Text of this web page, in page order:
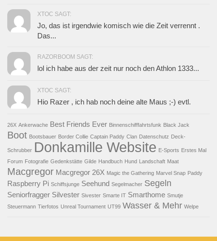
XTOC SAGT:
Jo, das ist irgendwie komisch wie die Zeit verrennt .
Das...
RAZORBOOM SAGT:
lol ich habe aus der zeit nur noch den Athlon 1333...
XTOC SAGT:
Hio Razer , ich hab noch deine alte Maus ;-) evtl.
26X Ankerwache Best Friends Ever Binnenschifffahrtsfunk Black Jack
Boot Bootsbauer Border Collie Captain Paddy Clan Datenschutz Deck-
Schrubber Donkamille Website E-Sports Erstes Mal
Forum Fotografie Gedenkstätte Gilde Handbuch Hund Landschaft Maat
Macgregor Macgregor 26X Magic the Gathering Marvel Snap Paddy
Raspberry Pi Schiffsjunge Seehund Segelmacher Segeln
Seniorfragger Silvester Sivester Smarte IT Smarthome Smutje
Steuermann Tierfotos Unreal Tournament UT99 Wasser & Mehr Welpe